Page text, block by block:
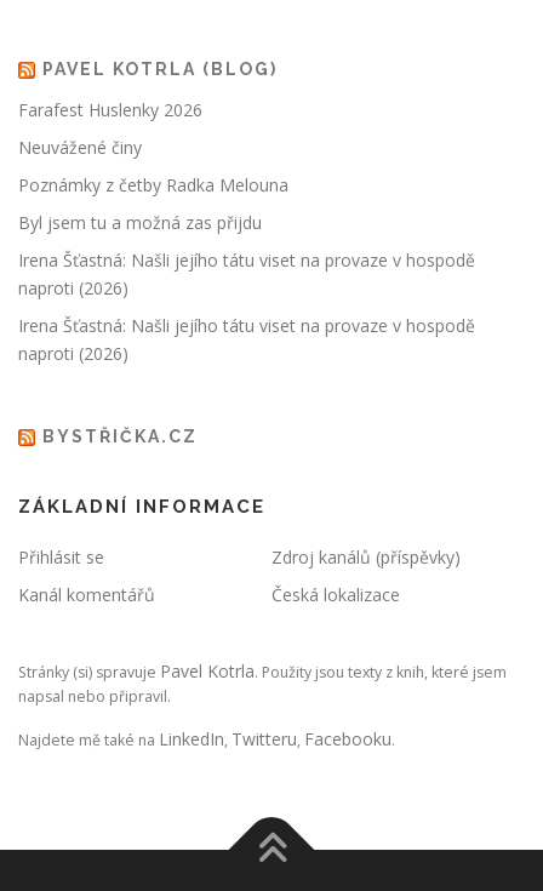
PAVEL KOTRLA (BLOG)
Farafest Huslenky 2026
Neuvážené činy
Poznámky z četby Radka Melouna
Byl jsem tu a možná zas přijdu
Irena Šťastná: Našli jejího tátu viset na provaze v hospodě
naproti (2026)
Irena Šťastná: Našli jejího tátu viset na provaze v hospodě
naproti (2026)
BYSTŘIČKA.CZ
ZÁKLADNÍ INFORMACE
Přihlásit se
Zdroj kanálů (příspěvky)
Kanál komentářů
Česká lokalizace
Stránky (si) spravuje Pavel Kotrla. Použity jsou texty z knih, které jsem
napsal nebo připravil.
Najdete mě také na LinkedIn, Twitteru, Facebooku.